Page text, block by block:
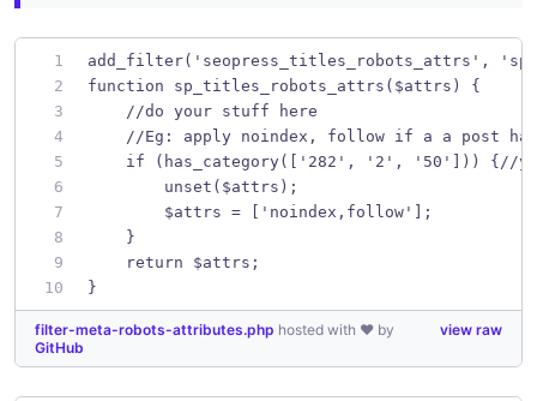
add_filter('seopress_titles_robots_attrs',
function sp_titles_robots_attrs($attrs) {
    //do your stuff here
//Eg: apply noindex, follow if a a post
if (has_category(['282', '2', '50'])) {//
        unset($attrs);
        $attrs = ['noindex,follow'];
    }
    return $attrs;
}
view raw
filter-meta-robots-attributes.php hosted with ❤ by
GitHub